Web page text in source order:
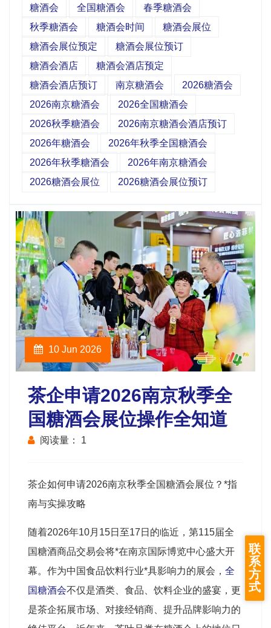
糖酒会 全国糖酒会
春季糖酒会
秋季糖酒会
糖酒会时间
糖酒会展位
糖酒会展位预定
糖酒会展位预订
糖酒会酒店
糖酒会酒店预定
糖酒会酒店预订
南京糖酒会
2026糖酒会
2026南京糖酒会
2026全国糖酒会
2026秋季糖酒会
2026南京糖酒会酒店预订
2026年糖酒会
2026年秋季全国糖酒会
2026年秋季糖酒会
2026年南京糖酒会
2026糖酒会展位
2026糖酒会展位预订
10 Jun 2026
茶企申请2026南京秋季全
国糖酒会展位操作全知道
阅读量： 1
茶企如何申请2026南京秋季全国糖酒会展位？*指
南与实操攻略
随着2026年10月15日至17日的临近，第115届全
国糖酒商品交易会将*在南京国际博览中心盛大开
幕。作为中国食品饮料行业*具影响力的展会， 全
国糖酒会不仅是酒类、食品、饮料企业的盛宴，更
是茶企拓展市场、对接经销商、提升品牌影响力的
联
系
方
式